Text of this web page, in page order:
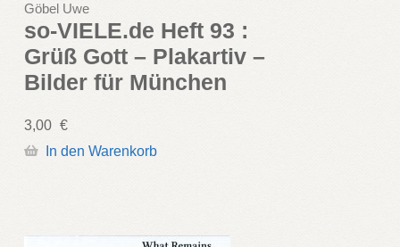
Göbel Uwe
so-VIELE.de Heft 93 :
Grüß Gott – Plakartiv –
Bilder für München
3,00 €
In den Warenkorb